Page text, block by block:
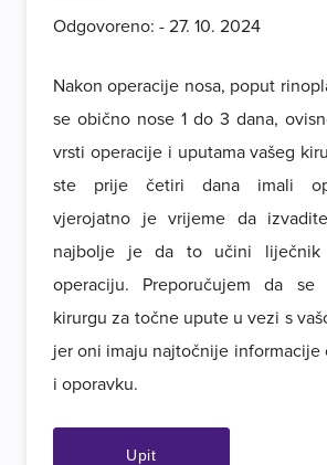
Odgovoreno: - 27. 10. 2024
Nakon operacije nosa, poput
se obično nose 1 do 3 dana,
vrsti operacije i uputama vašeg
ste prije četiri dana imali
vjerojatno je vrijeme da
najbolje je da to učini
operaciju. Preporučujem da se
kirurgu za točne upute u vezi s
jer oni imaju najtočnije informacije
i oporavku.
Upit